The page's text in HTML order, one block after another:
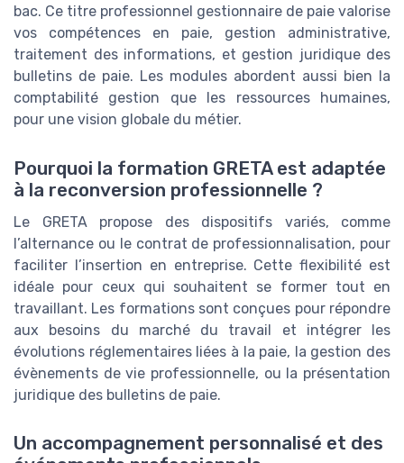
bac. Ce titre professionnel gestionnaire de paie valorise
vos compétences en paie, gestion administrative,
traitement des informations, et gestion juridique des
bulletins de paie. Les modules abordent aussi bien la
comptabilité gestion que les ressources humaines,
pour une vision globale du métier.
Pourquoi la formation GRETA est adaptée
à la reconversion professionnelle ?
Le GRETA propose des dispositifs variés, comme
l’alternance ou le contrat de professionnalisation, pour
faciliter l’insertion en entreprise. Cette flexibilité est
idéale pour ceux qui souhaitent se former tout en
travaillant. Les formations sont conçues pour répondre
aux besoins du marché du travail et intégrer les
évolutions réglementaires liées à la paie, la gestion des
évènements de vie professionnelle, ou la présentation
juridique des bulletins de paie.
Un accompagnement personnalisé et des